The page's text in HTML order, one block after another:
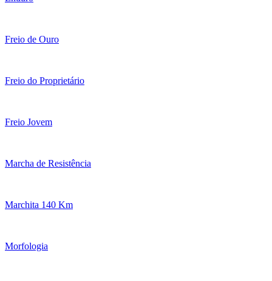
Freio de Ouro
Freio do Proprietário
Freio Jovem
Marcha de Resistência
Marchita 140 Km
Morfologia